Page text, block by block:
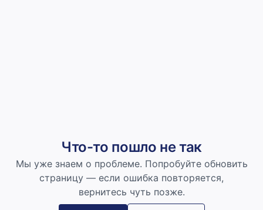
Что-то пошло не так
Мы уже знаем о проблеме. Попробуйте обновить
страницу — если ошибка повторяется,
вернитесь чуть позже.